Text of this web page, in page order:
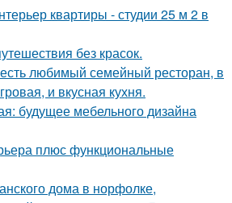
квартиры - студии 25 м 2 в
без красок.
любимый семейный ресторан, в
и вкусная кухня.
будущее мебельного дизайна
плюс функциональные
дома в норфолке,